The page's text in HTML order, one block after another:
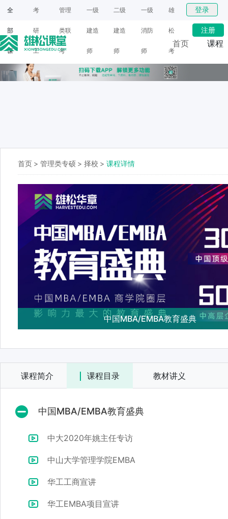
全
部
课
程
考
研
工
具
管理
类联
考
一级
建造
师
二级
建造
师
一级
消防
师
雄
松
考
研
登录
注册
首页 课程
首页 > 管理类专硕 > 择校 > 课程详情
中国MBA/EMBA教育盛典
课程简介 课程目录 教材讲义
中国MBA/EMBA教育盛典
中大2020年姚主任专访
中山大学管理学院EMBA
华工工商宣讲
华工EMBA项目宣讲